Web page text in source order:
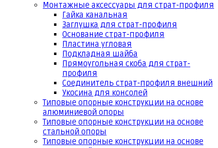
Монтажные аксессуары для страт-профиля
Гайка канальная
Заглушка для страт-профиля
Основание страт-профиля
Пластина угловая
Подкладная шайба
Прямоугольная скоба для страт-
профиля
Соединитель страт-профиля внешний
Укосина для консолей
Типовые опорные конструкции на основе
алюминиевой опоры
Типовые опорные конструкции на основе
стальной опоры
Типовые опорные конструкции на основе